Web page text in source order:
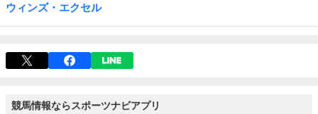
ウィンズ・エクセル
競馬情報ならスポーツナビアプリ